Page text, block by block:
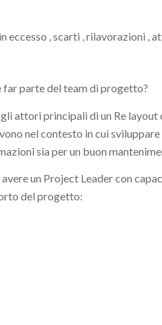
eccesso , scarti , rilavorazioni ,
parte del team di progetto?
attori principali di un Re
nel contesto in cui
sia per un buon
un Project Leader con
del progetto: